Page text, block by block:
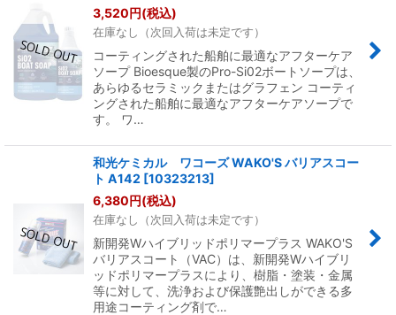
3,520円(税込)
在庫なし（次回入荷は未定です）
コーティングされた船舶に最適なアフターケア
ソープ Bioesque製のPro-Si02ボートソープは、
あらゆるセラミックまたはグラフェン コーティ
ングされた船舶に最適なアフターケアソープで
す。 ワ…
和光ケミカル ワコーズ WAKO'S バリアスコー
ト A142 [10323213]
6,380円(税込)
在庫なし（次回入荷は未定です）
新開発Wハイブリッドポリマープラス WAKO'S
バリアスコート（VAC）は、新開発Wハイブリ
ッドポリマープラスにより、樹脂・塗装・金属
等に対して、洗浄および保護艶出しができる多
用途コーティング剤で…